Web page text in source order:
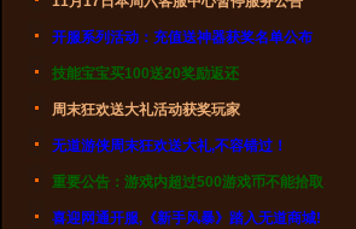
开服系列活动：充值送神器获奖名单公布
技能宝宝买100送20奖励返还
周末狂欢送大礼活动获奖玩家
无道游侠周末狂欢送大礼,不容错过！
重要公告：游戏内超过500游戏币不能拾取
喜迎网通开服,《新手风暴》踏入无道商城!